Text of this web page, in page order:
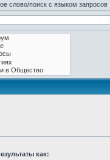
слово/поиск с языком запросов
как: